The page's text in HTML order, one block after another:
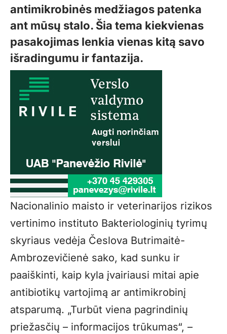
antimikrobinės medžiagos patenka
ant mūsų stalo. Šia tema kiekvienas
pasakojimas lenkia vienas kitą savo
išradingumu ir fantazija.
Nacionalinio maisto ir veterinarijos rizikos
vertinimo instituto Bakteriologinių tyrimų
skyriaus vedėja Česlova Butrimaitė-
Ambrozevičienė sako, kad sunku ir
paaiškinti, kaip kyla įvairiausi mitai apie
antibiotikų vartojimą ar antimikrobinį
atsparumą. „Turbūt viena pagrindinių
priežasčių – informacijos trūkumas“, –